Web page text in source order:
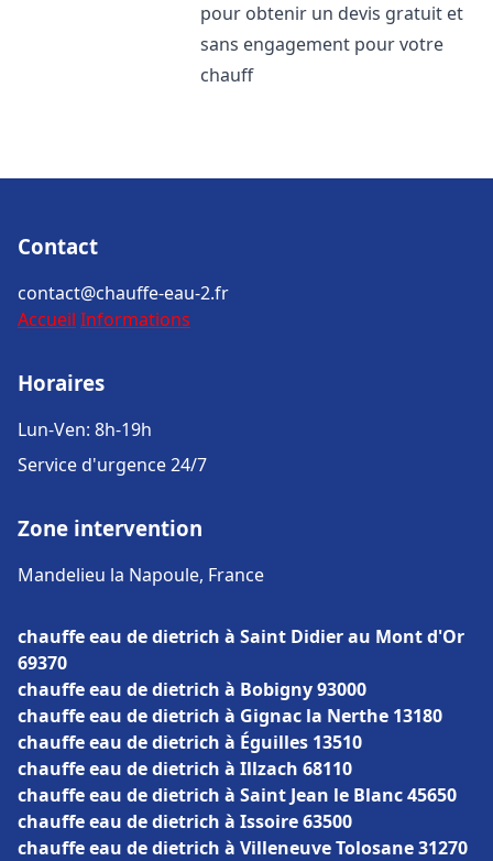
pour obtenir un devis gratuit et
sans engagement pour votre
chauff
Contact
contact@chauffe-eau-2.fr
Accueil Informations
Horaires
Lun-Ven: 8h-19h
Service d'urgence 24/7
Zone intervention
Mandelieu la Napoule, France
chauffe eau de dietrich à Saint Didier au Mont d'Or
69370
chauffe eau de dietrich à Bobigny 93000
chauffe eau de dietrich à Gignac la Nerthe 13180
chauffe eau de dietrich à Éguilles 13510
chauffe eau de dietrich à Illzach 68110
chauffe eau de dietrich à Saint Jean le Blanc 45650
chauffe eau de dietrich à Issoire 63500
chauffe eau de dietrich à Villeneuve Tolosane 31270